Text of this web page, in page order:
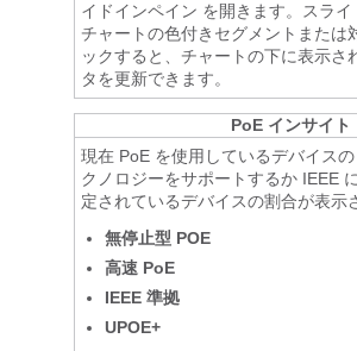
イドインペイン を開きます。 スラ
チャートの色付きセグメントまたは
ックすると、チャートの下に表示さ
タを更新できます。
PoE インサイト
現在 PoE を使用しているデバイス
クノロジーをサポートするか IEEE
定されているデバイスの割合が表示
無停止型 POE
高速 PoE
IEEE 準拠
UPOE+